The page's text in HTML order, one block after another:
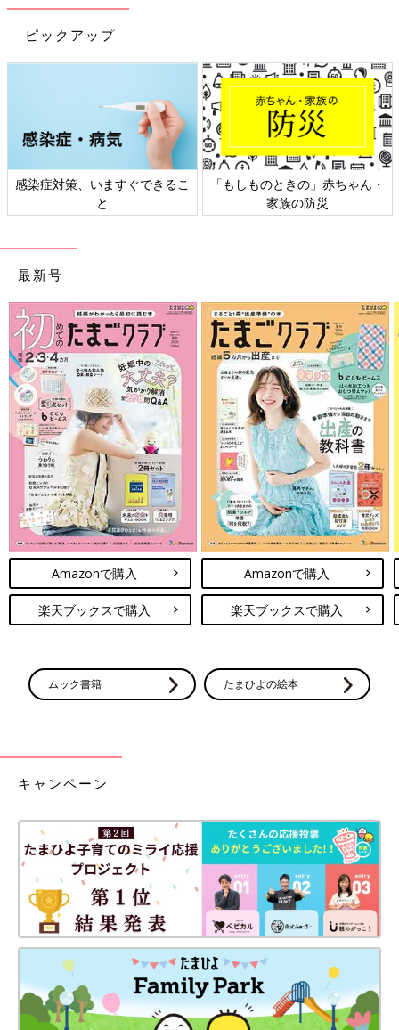
ピックアップ
感染症対策、いますぐできるこ
と
「もしものときの」赤ちゃん・
家族の防災
最新号
Amazonで購入
楽天ブックスで購入
Amazonで購入
楽天ブックスで購入
ムック書籍 たまひよの絵本
キャンペーン